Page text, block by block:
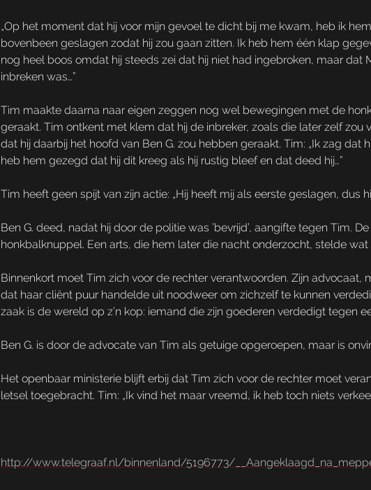
„Op het moment dat hij voor mijn gevoel te dicht bij me kwam, heb ik
bovenbeen geslagen zodat hij zou gaan zitten. Ik heb hem één klap
nog heel boos omdat hij steeds zei dat hij niet had ingebroken, maar
inbreken was…”
Tim maakte daarna naar eigen zeggen nog wel bewegingen met de
geraakt. Tim ontkent met klem dat hij de inbreker, zoals die later zelf
dat hij daarbij het hoofd van Ben G. zou hebben geraakt. Tim: „Ik zag
heb hem gezegd dat hij dit kreeg als hij rustig bleef en dat deed hij…”
Tim heeft geen spijt van zijn actie: „Hij heeft mij als eerste geslagen, dus
Ben G. deed, nadat hij door de politie was ’bevrijd’, aangifte tegen
honkbalknuppel. Een arts, die hem later die nacht onderzocht, stelde
Binnenkort moet Tim zich voor de rechter verantwoorden. Zijn
dat haar cliënt puur handelde uit noodweer om zichzelf te kunnen
zaak is de wereld op z’n kop: iemand die zijn goederen verdedigt tegen
Ben G. is door de advocate van Tim als getuige opgeroepen, maar is
Het openbaar ministerie blijft erbij dat Tim zich voor de rechter moet
letsel toegebracht. Tim: „Ik vind het maar vreemd, ik heb toch niets
http://www.telegraaf.nl/binnenland/5196773/